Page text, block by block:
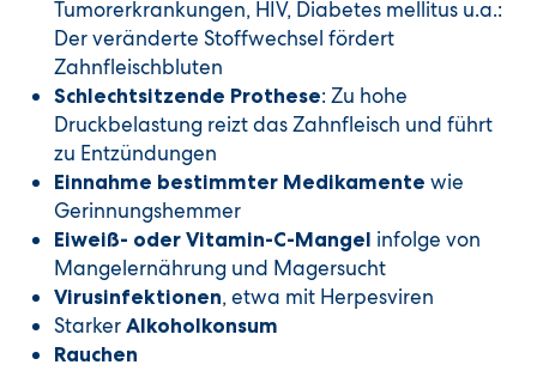
Tumorerkrankungen, HIV, Diabetes mellitus u.a.:
Der veränderte Stoffwechsel fördert
Zahnfleischbluten
Schlechtsitzende Prothese: Zu hohe
Druckbelastung reizt das Zahnfleisch und führt
zu Entzündungen
Einnahme bestimmter Medikamente wie
Gerinnungshemmer
Eiweiß- oder Vitamin-C-Mangel infolge von
Mangelernährung und Magersucht
Virusinfektionen, etwa mit Herpesviren
Starker Alkoholkonsum
Rauchen